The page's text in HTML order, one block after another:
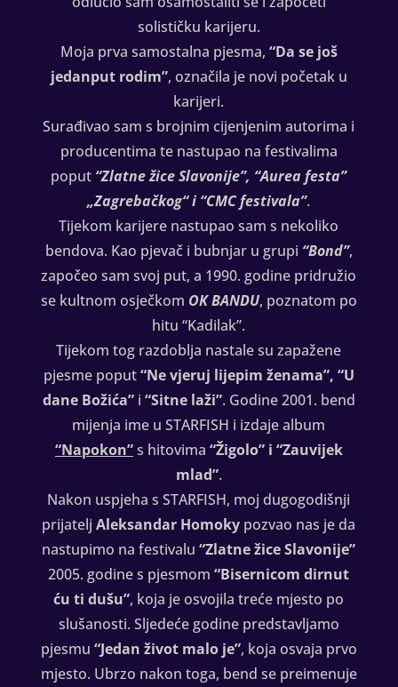
solističku karijeru.
Moja prva samostalna pjesma, “Da se još
jedanput rodim”, označila je novi početak u
karijeri.
Surađivao sam s brojnim cijenjenim autorima i
producentima te nastupao na festivalima
poput “Zlatne žice Slavonije”, “Aurea festa”
„Zagrebačkog“ i “CMC festivala”.
Tijekom karijere nastupao sam s nekoliko
bendova. Kao pjevač i bubnjar u grupi “Bond”,
započeo sam svoj put, a 1990. godine pridružio
se kultnom osječkom OK BANDU, poznatom po
hitu “Kadilak”.
Tijekom tog razdoblja nastale su zapažene
pjesme poput“Ne vjeruj lijepim ženama”, “U
dane Božića” i “Sitne laži”. Godine 2001. bend
mijenja ime u STARFISH i izdaje album
“Napokon”s hitovima “Žigolo” i “Zauvijek
mlad”.
Nakon uspjeha s STARFISH, moj dugogodišnji
prijateljAleksandar Homoky pozvao nas je da
nastupimo na festivalu“Zlatne žice Slavonije”
2005. godine s pjesmom“Bisernicom dirnut
ću ti dušu”, koja je osvojila treće mjesto po
slušanosti. Sljedeće godine predstavljamo
pjesmu “Jedan život malo je”, koja osvaja prvo
mjesto. Ubrzo nakon toga, bend se preimenuje